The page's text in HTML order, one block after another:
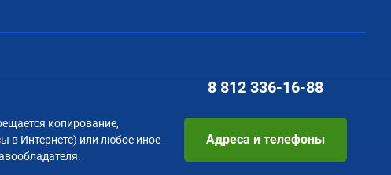
копирование,
в Интернете) или любое иное
8 812 336-16-88
Адреса и телефоны